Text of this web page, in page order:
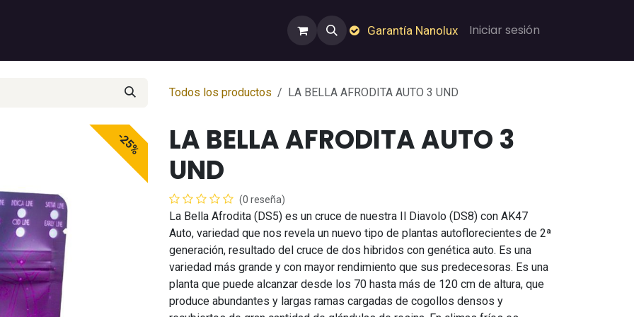
Sobre Nosotros Empleos Garantía de Nanolux
Garantía Nanolux Iniciar sesión
Todos los productos LA BELLA AFRODITA AUTO 3 UND
-25%
LA BELLA AFRODITA AUTO 3
UND
(0 reseña)
La Bella Afrodita (DS5) es un cruce de nuestra Il Diavolo (DS8) con AK47
Auto, variedad que nos revela un nuevo tipo de plantas autoflorecientes de 2ª
generación, resultado del cruce de dos hibridos con genética auto. Es una
variedad más grande y con mayor rendimiento que sus predecesoras. Es una
planta que puede alcanzar desde los 70 hasta más de 120 cm de altura, que
produce abundantes y largas ramas cargadas de cogollos densos y